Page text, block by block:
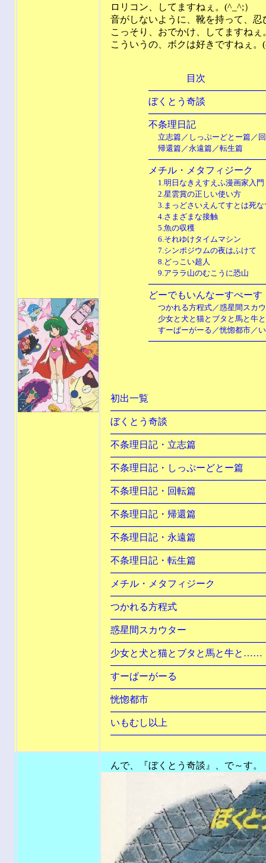
ロリコン、してますねぇ。(^_^;）
音がしないように、靴を持って、忍
こっそり、おでかけ、してますねぇ
こういうの、ボクは好きですねぇ。
目次
ぼくとう
不条理
立志篇／しっぷーどとー篇／
帰還篇／永遠篇／転生篇
メチル・メタフ
1.明日なきえすえふ漫画家入門
2.星雲賞の正しい使い方
3.まっどさいえんてすとは死な
4.さまざまな接触
5.魚の収穫
6.それゆけタイムマシン
7.シンポジウムの夜はふけて
8.どっこい超人
9.アララ山のむこうに恐山
どーでもいんなー
つかれる方程式／惑星間スカ
少女と犬と猫とブタと馬と牛
すーぱーがーる／恍惚都市／
初出一覧
ぼくとう奇
不条理日記・立志篇
不条理日記・しっぷーどとー篇
不条理日記・回転篇
不条理日記・帰還篇
不条理日記・永遠篇
不条理日記・転生篇
メチル・メタフィジーク
つかれる方程式
惑星間スカウター
少女と犬と猫とブタと馬と牛と……
すーぱーがー
恍惚都
いもむし以
んで、『ぼくとう奇談』、で～す。